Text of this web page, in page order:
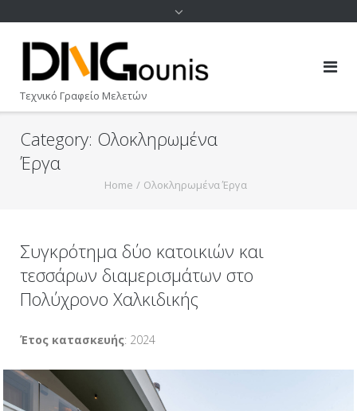
Τεχνικό Γραφείο Μελετών
Category: Ολοκληρωμένα
Έργα
Home / Ολοκληρωμένα Έργα
Συγκρότημα δύο κατοικιών και
τεσσάρων διαμερισμάτων στο
Πολύχρονο Χαλκιδικής
Έτος κατασκευής: 2024